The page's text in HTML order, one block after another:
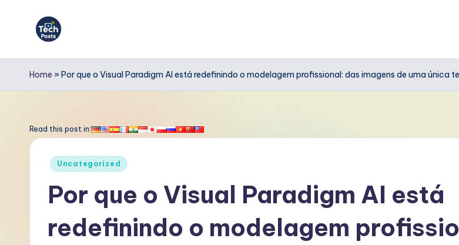
T
e
h
Home » Por que o Visual Paradigm AI está redefinindo o modelagem profissional: das imagens de uma
Read this post in:
Posted
Uncategorized
Por que o Visual Paradigm AI está
redefinindo o modelagem